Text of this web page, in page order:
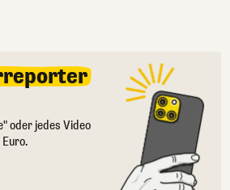
oder jedes Video